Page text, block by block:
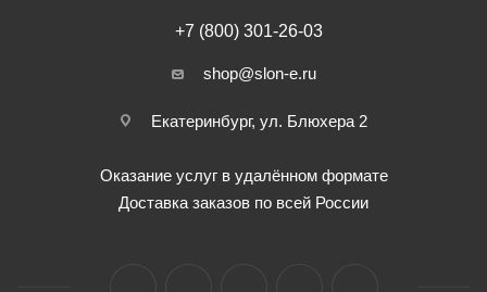
+7 (800) 301-26-03
shop@slon-e.ru
Екатеринбург, ул. Блюхера 2
Оказание услуг в удалённом формате
Доставка заказов по всей России